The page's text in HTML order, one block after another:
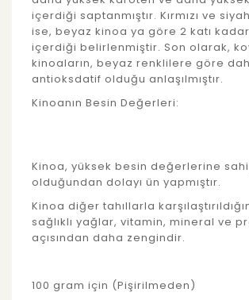
içerdiği saptanmıştır. Kırmızı ve
ise, beyaz kinoa ya göre 2 katı
içerdiği belirlenmiştir. Son olarak,
kinoaların, beyaz renklilere göre
antioksdatif olduğu anlaşılmıştır.
Kinoanın Besin Değerleri:
Kinoa, yüksek besin değerlerine
olduğundan dolayı ün yapmıştır.
Kinoa diğer tahıllarla
sağlıklı yağlar, vitamin, mineral ve
açısından daha zengindir.
100 gram için (Pişirilmeden)